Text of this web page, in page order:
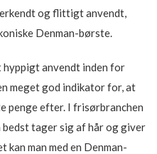
og flittigt anvendt,
Denman-børste.
anvendt inden for
meget god indikator for, at
penge efter. I frisørbranchen
bedst tager sig af hår og giver
kan man med en Denman-